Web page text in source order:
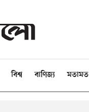
বিশ্ব বাণিজ্য মতামত